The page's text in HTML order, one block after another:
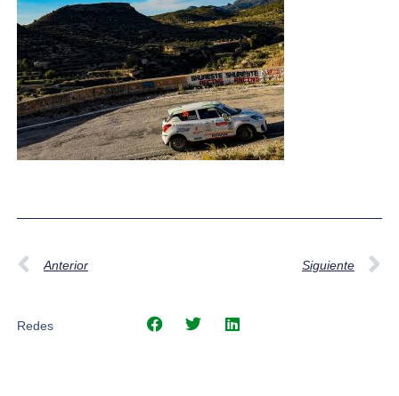
Anterior Siguiente
Redes